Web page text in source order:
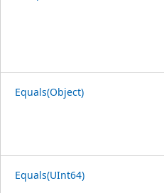
Equals(Object)
Equals(UInt64)